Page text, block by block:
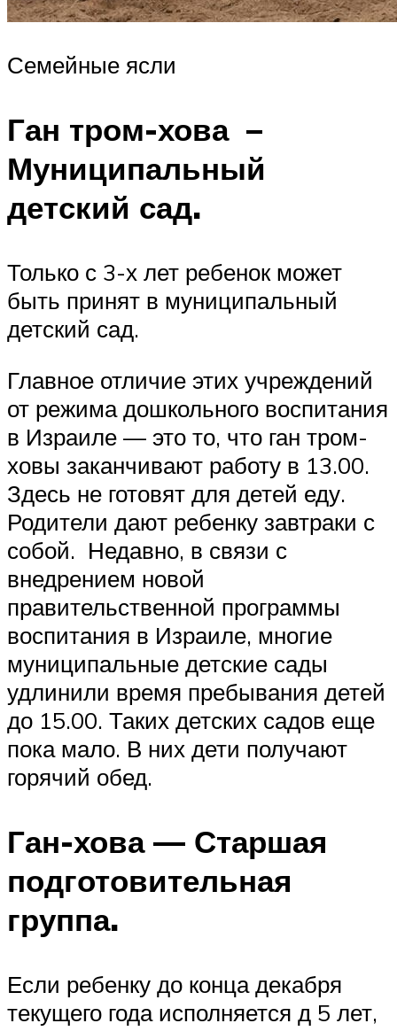
Семейные ясли
Ган тром-хова –
Муниципальный
детский сад.
Только с 3-х лет ребенок может
быть принят в муниципальный
детский сад.
Главное отличие этих учреждений
от режима дошкольного воспитания
в Израиле — это то, что ган тром-
ховы заканчивают работу в 13.00.
Здесь не готовят для детей еду.
Родители дают ребенку завтраки с
собой. Недавно, в связи с
внедрением новой
правительственной программы
воспитания в Израиле, многие
муниципальные детские сады
удлинили время пребывания детей
до 15.00. Таких детских садов еще
пока мало. В них дети получают
горячий обед.
Ган-хова — Старшая
подготовительная
группа.
Если ребенку до конца декабря
текущего года исполняется д 5 лет,